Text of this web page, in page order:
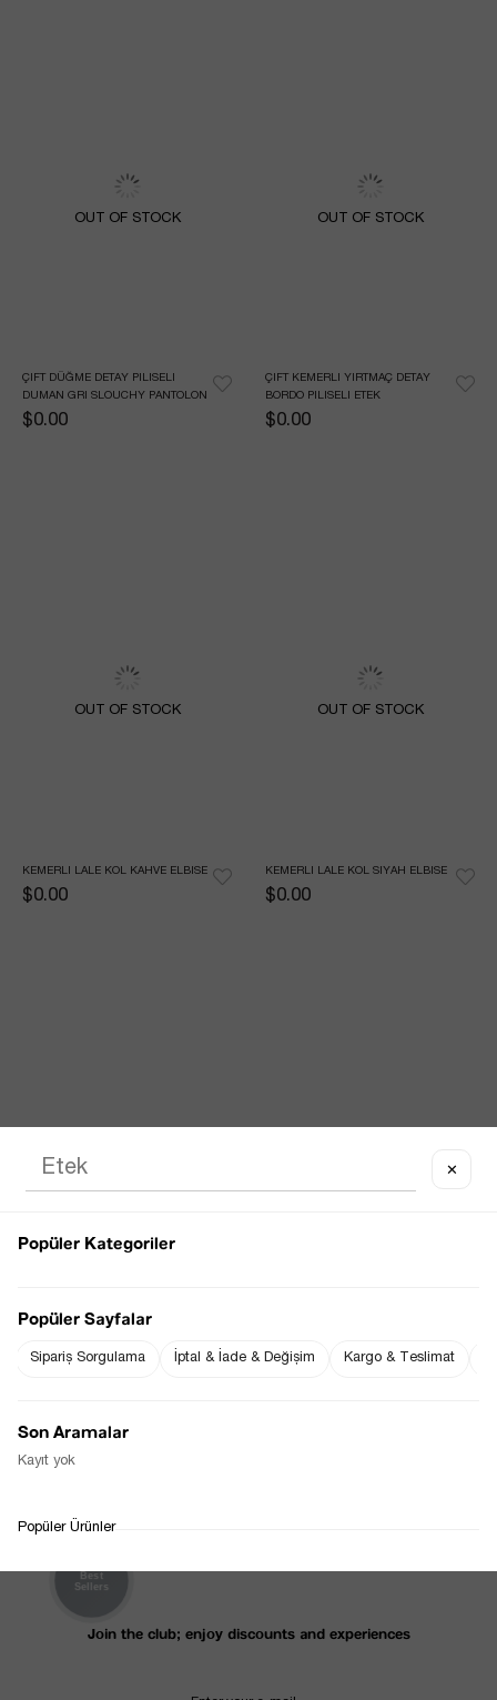
OUT OF STOCK
ÇIFT DÜĞME DETAY PILISELI
DUMAN GRI SLOUCHY PANTOLON
$0.00
OUT OF STOCK
ÇIFT KEMERLI YIRTMAÇ DETAY
BORDO PILISELI ETEK
$0.00
OUT OF STOCK
KEMERLI LALE KOL KAHVE ELBISE
$0.00
OUT OF STOCK
KEMERLI LALE KOL SIYAH ELBISE
$0.00
KEMERLI LALE KOL SU YEŞILI
Join the club; enjoy discounts and experiences
Best
Sellers
✕
Popüler Kategoriler
Popüler Sayfalar
Sipariş Sorgulama İptal & İade & Değişim Kargo & Teslimat
Son Aramalar
Kayıt yok
Popüler Ürünler